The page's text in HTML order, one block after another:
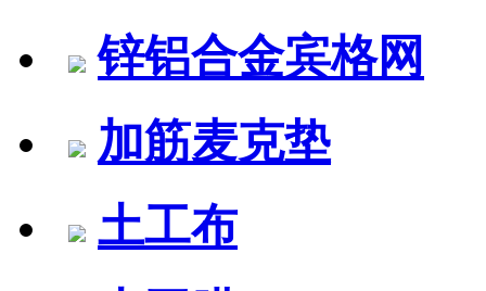
锌铝合金宾格网
加筋麦克垫
土工布